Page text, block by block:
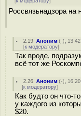
Россвязьнадзора на
2.19 ,Аноним (-),
[к модератору]
Так вроде,
всё тот же
2.26 ,Аноним (-),
[к модератору]
Как будто он что-
у каждого из
$20.